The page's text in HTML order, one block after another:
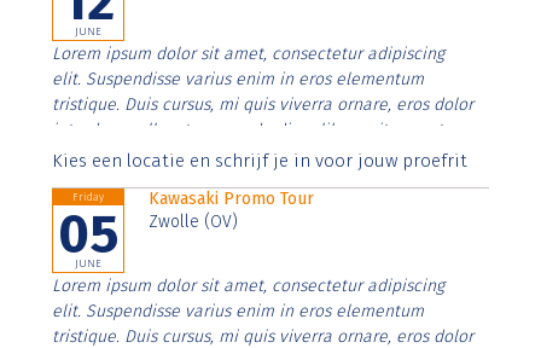
JUNE
Lorem ipsum dolor sit amet, consectetur adipiscing
elit. Suspendisse varius enim in eros elementum
tristique. Duis cursus, mi quis viverra ornare, eros dolor
interdum nulla, ut commodo diam libero vitae erat.
Aenean faucibus nibh et justo cursus id rutrum lorem
Kies een locatie en schrijf je in voor jouw proefrit
Friday
05
JUNE
Kawasaki Promo Tour
Zwolle (OV)
Lorem ipsum dolor sit amet, consectetur adipiscing
elit. Suspendisse varius enim in eros elementum
tristique. Duis cursus, mi quis viverra ornare, eros dolor